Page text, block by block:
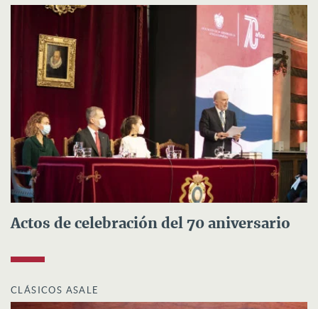
Actos de celebración del 70 aniversario
CLÁSICOS ASALE